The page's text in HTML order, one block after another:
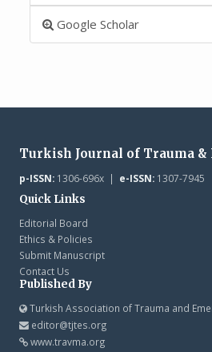
Google Scholar
Turkish Journal of Trauma &
p-ISSN:1306-696x | e-ISSN:1307-7945
Quick Links
Editorial Board
Ethics & Policies
Submit Manuscript
Contact Us
Published By
Turkish Association of Trauma and
editor@tjtes.org
www.travma.org